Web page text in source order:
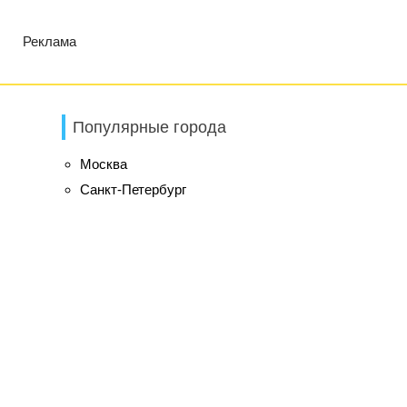
Реклама
Популярные города
Москва
Санкт-Петербург